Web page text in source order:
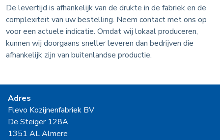
De levertijd is afhankelijk van de drukte in de fabriek en de
complexiteit van uw bestelling. Neem contact met ons op
voor een actuele indicatie. Omdat wij lokaal produceren,
kunnen wij doorgaans sneller leveren dan bedrijven die
afhankelijk zijn van buitenlandse productie.
Adres
Flevo Kozijnenfabriek BV
De Steiger 128A
1351 AL Almere